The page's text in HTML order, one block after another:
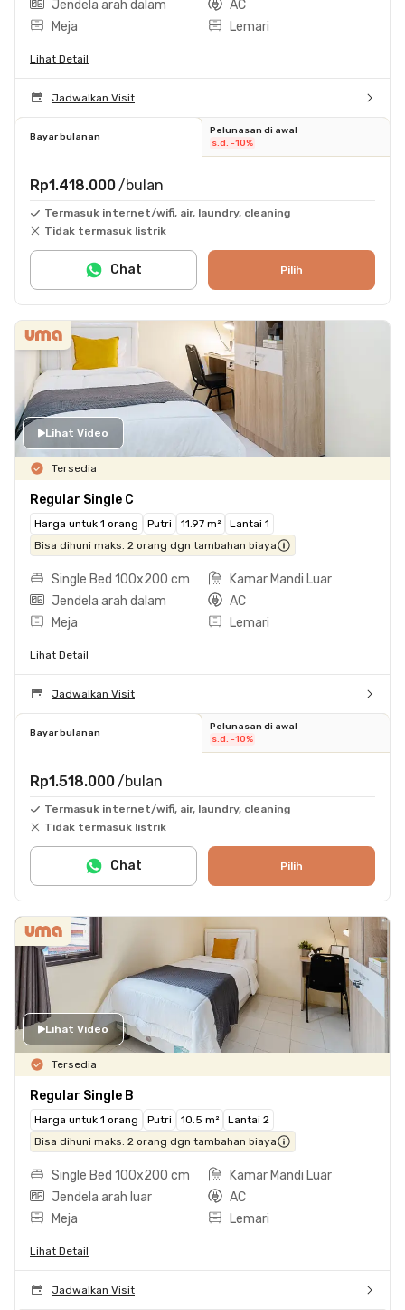
Jendela arah dalam
AC
Meja
Lemari
Lihat Detail
Jadwalkan Visit
Bayar bulanan
Pelunasan di awal
s.d. -10%
Rp1.418.000 /bulan
Termasuk internet/wifi, air, laundry, cleaning
Tidak termasuk listrik
Pilih
Chat
Lihat Video
Tersedia
Regular Single C
Harga untuk 1 orang Putri 11.97 m²
Lantai 1
Bisa dihuni maks. 2 orang dgn tambahan biaya
Single Bed 100x200 cm
Kamar Mandi Luar
Jendela arah dalam
AC
Meja
Lemari
Lihat Detail
Jadwalkan Visit
Bayar bulanan
Pelunasan di awal
s.d. -10%
Rp1.518.000 /bulan
Termasuk internet/wifi, air, laundry, cleaning
Tidak termasuk listrik
Pilih
Chat
Lihat Video
Tersedia
Regular Single B
Harga untuk 1 orang Putri 10.5 m²
Lantai 2
Bisa dihuni maks. 2 orang dgn tambahan biaya
Single Bed 100x200 cm
Kamar Mandi Luar
Jendela arah luar
AC
Meja
Lemari
Lihat Detail
Jadwalkan Visit